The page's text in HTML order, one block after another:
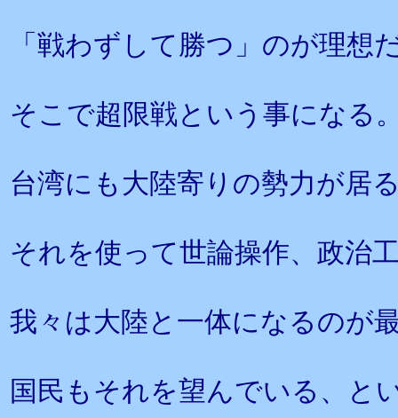
「戦わずして勝つ」のが理想
そこで超限戦という事になる
台湾にも大陸寄りの勢力が居
それを使って世論操作、政治
我々は大陸と一体になるのが
国民もそれを望んでいる、と